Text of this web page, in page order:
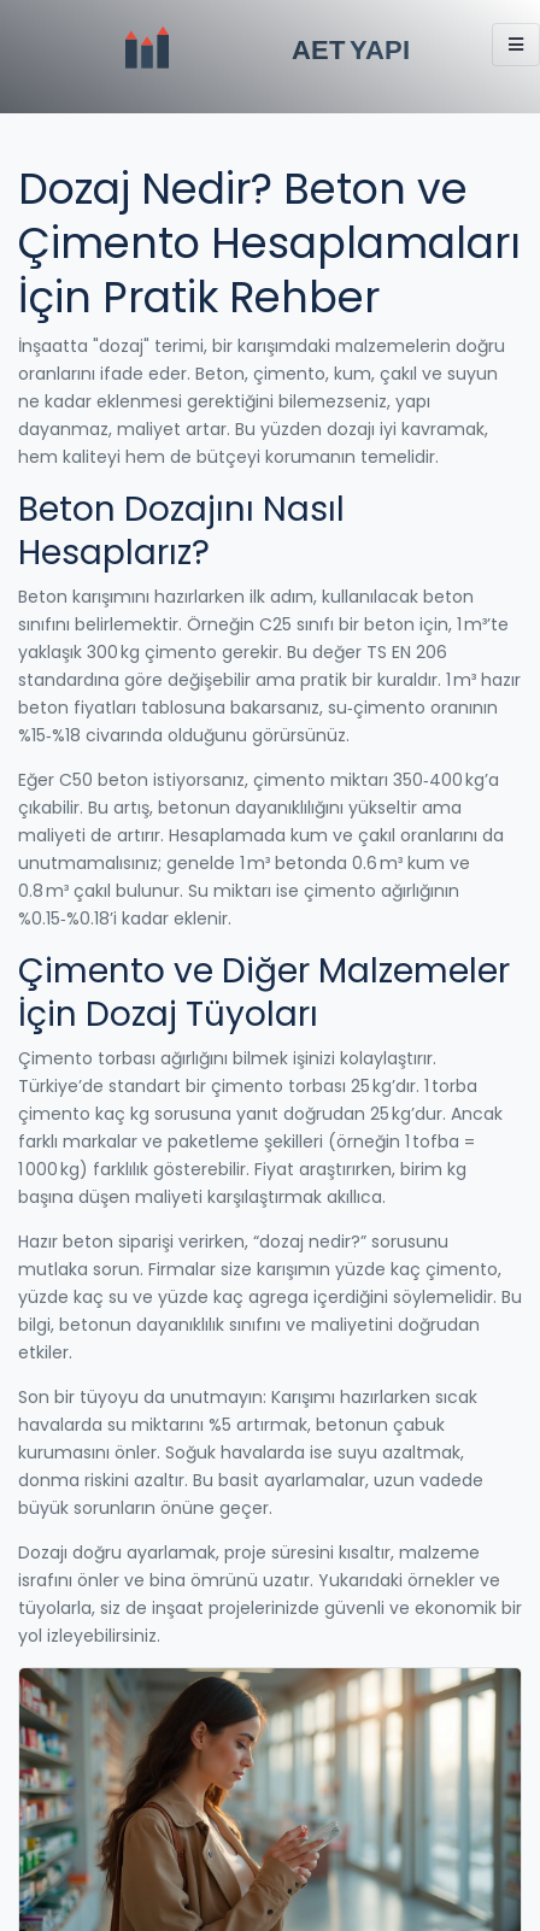
Dozaj Nedir? Beton ve
Çimento Hesaplamaları
İçin Pratik Rehber
İnşaatta "dozaj" terimi, bir karışımdaki malzemelerin doğru
oranlarını ifade eder. Beton, çimento, kum, çakıl ve suyun
ne kadar eklenmesi gerektiğini bilemezseniz, yapı
dayanmaz, maliyet artar. Bu yüzden dozajı iyi kavramak,
hem kaliteyi hem de bütçeyi korumanın temelidir.
Beton Dozajını Nasıl
Hesaplarız?
Beton karışımını hazırlarken ilk adım, kullanılacak beton
sınıfını belirlemektir. Örneğin C25 sınıfı bir beton için, 1 m³’te
yaklaşık 300 kg çimento gerekir. Bu değer TS EN 206
standardına göre değişebilir ama pratik bir kuraldır. 1 m³ hazır
beton fiyatları tablosuna bakarsanız, su‑çimento oranının
%15‑%18 civarında olduğunu görürsünüz.
Eğer C50 beton istiyorsanız, çimento miktarı 350‑400 kg’a
çıkabilir. Bu artış, betonun dayanıklılığını yükseltir ama
maliyeti de artırır. Hesaplamada kum ve çakıl oranlarını da
unutmamalısınız; genelde 1 m³ betonda 0.6 m³ kum ve
0.8 m³ çakıl bulunur. Su miktarı ise çimento ağırlığının
%0.15‑%0.18’i kadar eklenir.
Çimento ve Diğer Malzemeler
İçin Dozaj Tüyoları
Çimento torbası ağırlığını bilmek işinizi kolaylaştırır.
Türkiye’de standart bir çimento torbası 25 kg’dır. 1 torba
çimento kaç kg sorusuna yanıt doğrudan 25 kg’dur. Ancak
farklı markalar ve paketleme şekilleri (örneğin 1 tofba =
1 000 kg) farklılık gösterebilir. Fiyat araştırırken, birim kg
başına düşen maliyeti karşılaştırmak akıllıca.
Hazır beton siparişi verirken, “dozaj nedir?” sorusunu
mutlaka sorun. Firmalar size karışımın yüzde kaç çimento,
yüzde kaç su ve yüzde kaç agrega içerdiğini söylemelidir. Bu
bilgi, betonun dayanıklılık sınıfını ve maliyetini doğrudan
etkiler.
Son bir tüyoyu da unutmayın: Karışımı hazırlarken sıcak
havalarda su miktarını %5 artırmak, betonun çabuk
kurumasını önler. Soğuk havalarda ise suyu azaltmak,
donma riskini azaltır. Bu basit ayarlamalar, uzun vadede
büyük sorunların önüne geçer.
Dozajı doğru ayarlamak, proje süresini kısaltır, malzeme
israfını önler ve bina ömrünü uzatır. Yukarıdaki örnekler ve
tüyolarla, siz de inşaat projelerinizde güvenli ve ekonomik bir
yol izleyebilirsiniz.